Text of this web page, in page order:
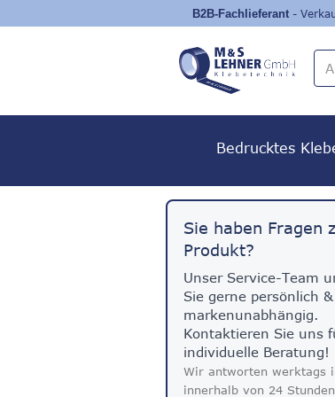
-
Bedrucktes
Sie haben Fragen
Produkt?
Unser Service-Team
Sie gerne persönlich &
markenunabhängig.
Kontaktieren Sie uns
individuelle Beratung!
Wir antworten werktags
innerhalb von 24